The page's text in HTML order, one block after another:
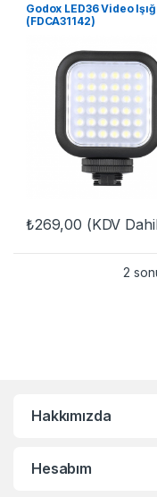
Godox LED36 Video
(FDCA31142)
₺269,00 (KDV
2
Hakkımızda
Hesabım